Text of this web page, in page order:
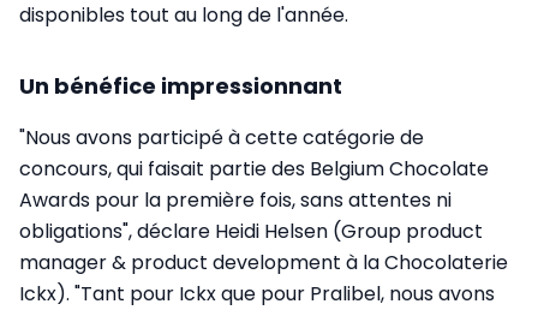
disponibles tout au long de l'année.
Un bénéfice impressionnant
"Nous avons participé à cette catégorie de
concours, qui faisait partie des Belgium Chocolate
Awards pour la première fois, sans attentes ni
obligations", déclare Heidi Helsen (Group product
manager & product development à la Chocolaterie
Ickx). "Tant pour Ickx que pour Pralibel, nous avons